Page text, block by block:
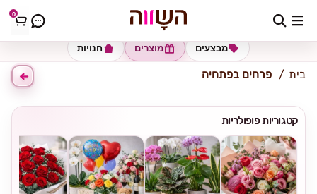
0 כתובת למשלוח הזינו כתובת
חנויות מוצרים מבצעים
בית פרחים בפתחיה
קטגוריות פופולריות